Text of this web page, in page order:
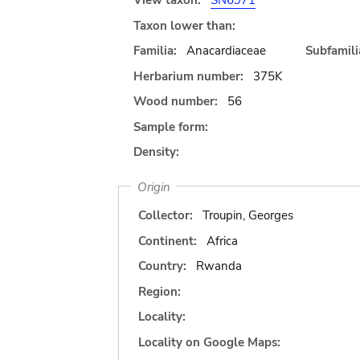
Taxon lower than:
Familia:
Anacardiaceae
Herbarium number:
375K
Wood number:
56
Sample form:
Density:
Origin
Collector:
Troupin, Georges
Continent:
Africa
Country:
Rwanda
Region:
Locality:
Locality on Google Maps: